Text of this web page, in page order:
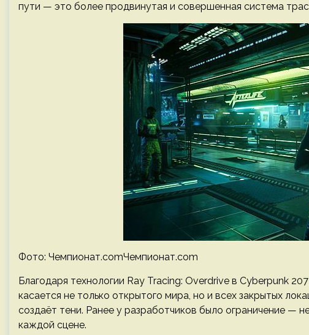
пути — это более продвинутая и совершенная система
Фото: Чемпионат.comЧемпионат.com
Благодаря технологии Ray Tracing: Overdrive в Cyberpunk
касается не только открытого мира, но и всех закрытых
создаёт тени. Ранее у разработчиков было ограничение —
каждой сцене.